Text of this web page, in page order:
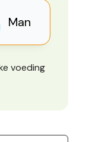
Man
voeding